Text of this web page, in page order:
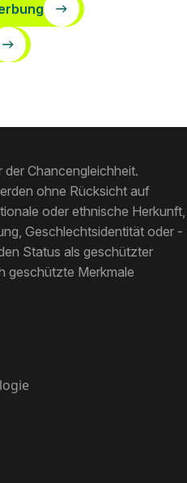
Chancengleichheit.
ohne Rücksicht auf
oder ethnische Herkunft,
Geschlechtsidentität oder -
Status als geschützter
geschützte Merkmale